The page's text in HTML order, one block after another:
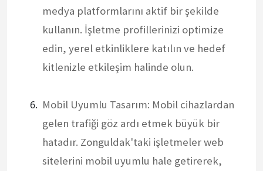
medya platformlarını aktif bir şekilde
kullanın. İşletme profillerinizi optimize
edin, yerel etkinliklere katılın ve hedef
kitlenizle etkileşim halinde olun.
Mobil Uyumlu Tasarım: Mobil cihazlardan
gelen trafiği göz ardı etmek büyük bir
hatadır. Zonguldak'taki işletmeler web
sitelerini mobil uyumlu hale getirerek,